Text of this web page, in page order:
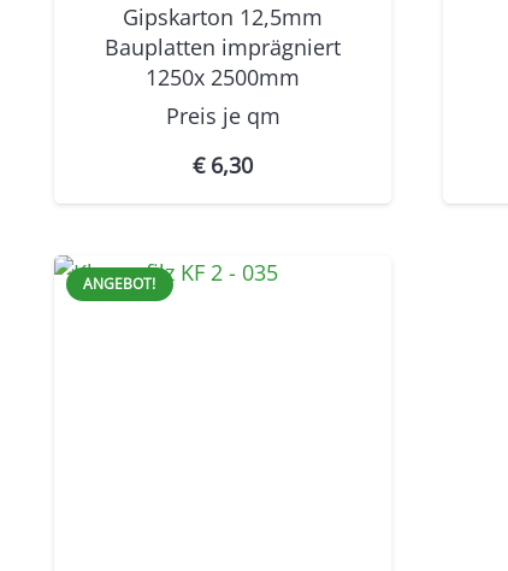
Gipskarton 12,5mm
Bauplatten imprägniert
1250x 2500mm
Preis je qm
€6,30
ANGEBOT!